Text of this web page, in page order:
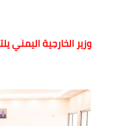
وزير الخارجية اليمني